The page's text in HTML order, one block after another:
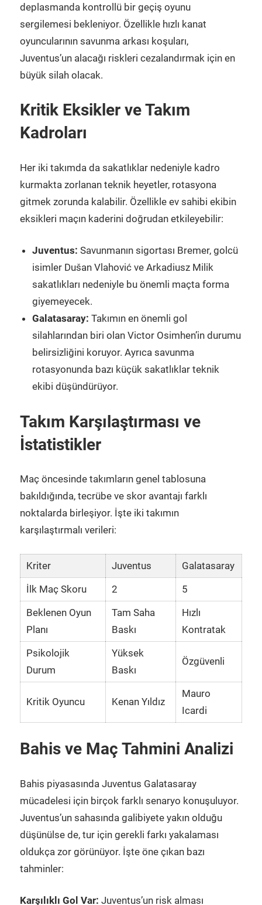
deplasmanda kontrollü bir geçiş oyunu
sergilemesi bekleniyor. Özellikle hızlı kanat
oyuncularının savunma arkası koşuları,
Juventus’un alacağı riskleri cezalandırmak için en
büyük silah olacak.
Kritik Eksikler ve Takım
Kadroları
Her iki takımda da sakatlıklar nedeniyle kadro
kurmakta zorlanan teknik heyetler, rotasyona
gitmek zorunda kalabilir. Özellikle ev sahibi ekibin
eksikleri maçın kaderini doğrudan etkileyebilir:
Juventus: Savunmanın sigortası Bremer, golcü
isimler Dušan Vlahović ve Arkadiusz Milik
sakatlıkları nedeniyle bu önemli maçta forma
giyemeyecek.
Galatasaray: Takımın en önemli gol
silahlarından biri olan Victor Osimhen’in durumu
belirsizliğini koruyor. Ayrıca savunma
rotasyonunda bazı küçük sakatlıklar teknik
ekibi düşündürüyor.
Takım Karşılaştırması ve
İstatistikler
Maç öncesinde takımların genel tablosuna
bakıldığında, tecrübe ve skor avantajı farklı
noktalarda birleşiyor. İşte iki takımın
karşılaştırmalı verileri:
Kriter Juventus
Galatasaray
İlk Maç Skoru
2
5
Beklenen Oyun
Planı
Tam Saha
Baskı
Hızlı
Kontratak
Psikolojik
Durum
Yüksek
Baskı
Özgüvenli
Kritik Oyuncu Kenan Yıldız
Mauro
Icardi
Bahis ve Maç Tahmini Analizi
Bahis piyasasında Juventus Galatasaray
mücadelesi için birçok farklı senaryo konuşuluyor.
Juventus’un sahasında galibiyete yakın olduğu
düşünülse de, tur için gerekli farkı yakalaması
oldukça zor görünüyor. İşte öne çıkan bazı
tahminler:
Karşılıklı Gol Var: Juventus’un risk alması